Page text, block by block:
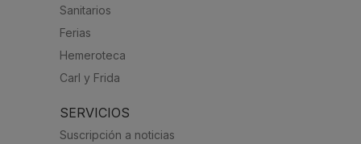
Sanitarios
Ferias
Hemeroteca
Carl y Frida
SERVICIOS
Suscripción a noticias